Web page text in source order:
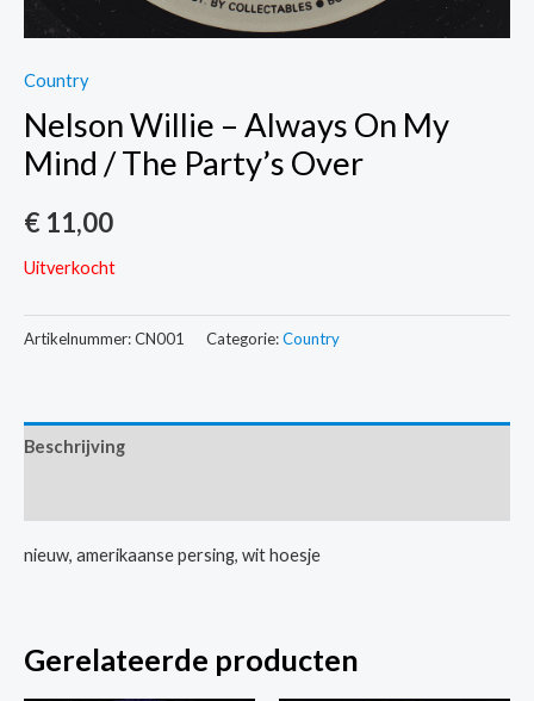
Country
Nelson Willie – Always On My
Mind / The Party’s Over
€ 11,00
Uitverkocht
Artikelnummer:CN001 Categorie:Country
Beschrijving
nieuw, amerikaanse persing, wit hoesje
Gerelateerde producten